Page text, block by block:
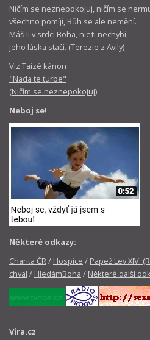
Ničím se neznepokojuj, ničím se
všechno pomíjí, Bůh se ale nemění.
Máš-li v srdci Boha, nic ti nechybí,
jeho láska stačí. (Terezie z Avily)
Viz Taizé kánon
"Nada te turbe"
(Ničím se neznepokojuj)
Neboj se!
Některé odkazy:
Charita ČR/ Hospice / Papež Lev XIV.
chval / HledámBoha / Některé další
Vira.cz